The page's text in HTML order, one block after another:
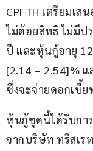
CPFTH เตรียมเ
ไม่ด้อยสิทธิ ไม่มีป
ปี และหุ้นกู้อายุ
[2.14 – 2.54]%
ซึ่งจะจ่ายดอกเบี้ย
หุ้นกู้ชุดนี้ได้รับกา
จากบริษัท ทริสเร